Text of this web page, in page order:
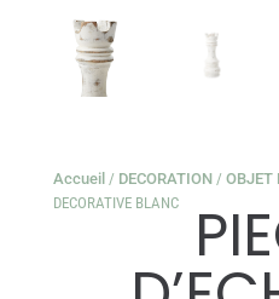
Accueil / DECORATION /OBJET
DECORATIVE BLANC